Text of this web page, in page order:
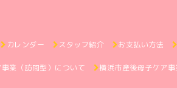
カレンダー スタッフ紹介 お支払い方法
業（訪問型）について 横浜市産後母子ケア